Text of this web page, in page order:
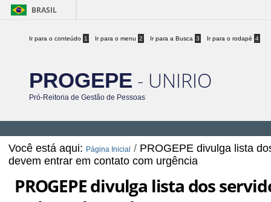
BRASIL
Ir para o conteúdo 1 Ir para o menu 2 Ir para a Busca 3 Ir para o rodapé 4
PROGEPE - UNIRIO
Pró-Reitoria de Gestão de Pessoas
Você está aqui: Página Inicial / PROGEPE divulga lista
devem entrar em contato com urgência
PROGEPE divulga lista dos